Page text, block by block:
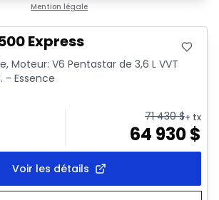
Mention légale
Express
Moteur: V6 Pentastar de 3,6 L VVT
- Essence
71 430$+ tx
64 930$
Voir les détails